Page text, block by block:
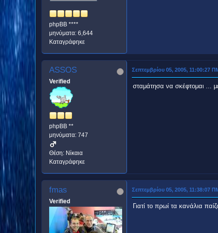
phpBB ****
μηνύματα: 6,644
Καταγράφηκε
ASSOS
Verified
phpBB **
μηνύματα: 747
Θέση: Νίκαια
Καταγράφηκε
Σεπτεμβρίου 05, 2005, 11:00:27
σταμάτησα να σκέφτομαι ...
fmas
Verified
Σεπτεμβρίου 05, 2005, 11:38:07
Γιατί το πρωί τα κανάλια